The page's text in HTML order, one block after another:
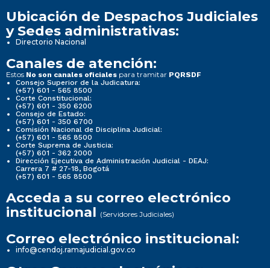
Ubicación de Despachos Judiciales
y Sedes administrativas:
Directorio Nacional
Canales de atención:
Estos No son canales oficiales para tramitar PQRSDF
Consejo Superior de la Judicatura:
(+57) 601 - 565 8500
Corte Constitucional:
(+57) 601 - 350 6200
Consejo de Estado:
(+57) 601 - 350 6700
Comisión Nacional de Disciplina Judicial:
(+57) 601 - 565 8500
Corte Suprema de Justicia:
(+57) 601 - 362 2000
Dirección Ejecutiva de Administración Judicial - DEAJ:
Carrera 7 # 27-18, Bogotá
(+57) 601 - 565 8500
Acceda a su correo electrónico
institucional (Servidores Judiciales)
Correo electrónico institucional:
info@cendoj.ramajudicial.gov.co